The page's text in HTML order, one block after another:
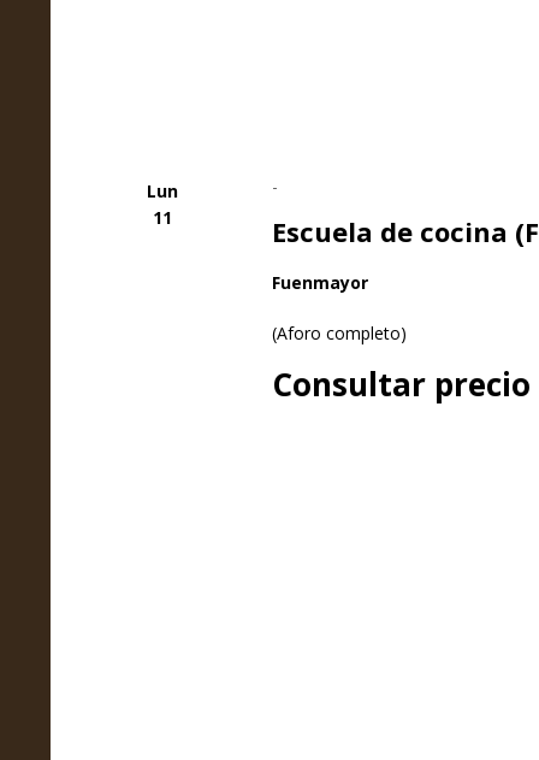
Lun
11
Escuela de cocina
-
Fuenmayor
(Aforo completo)
Consultar precio